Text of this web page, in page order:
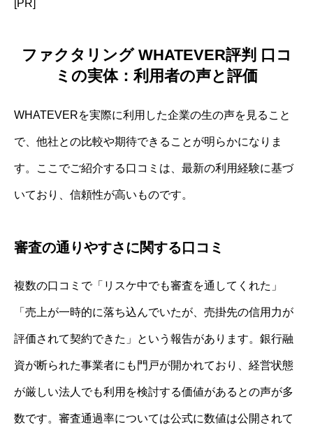
[PR]
ファクタリング WHATEVER評判 口コ
ミの実体：利用者の声と評価
WHATEVERを実際に利用した企業の生の声を見ること
で、他社との比較や期待できることが明らかになりま
す。ここでご紹介する口コミは、最新の利用経験に基づ
いており、信頼性が高いものです。
審査の通りやすさに関する口コミ
複数の口コミで「リスケ中でも審査を通してくれた」
「売上が一時的に落ち込んでいたが、売掛先の信用力が
評価されて契約できた」という報告があります。銀行融
資が断られた事業者にも門戸が開かれており、経営状態
が厳しい法人でも利用を検討する価値があるとの声が多
数です。審査通過率については公式に数値は公開されて